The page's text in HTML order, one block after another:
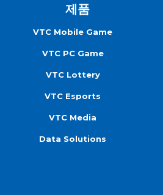
제품
VTC Mobile Game
VTC PC Game
VTC Lottery
VTC Esports
VTC Media
Data Solutions